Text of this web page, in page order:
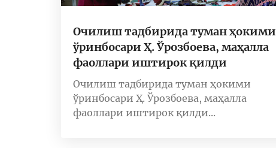
Очилиш тадбирида туман ҳокими
ўринбосари Ҳ. Ўрозбоева, маҳалла
фаоллари иштирок қилди
Очилиш тадбирида туман ҳокими
ўринбосари Ҳ. Ўрозбоева, маҳалла
фаоллари иштирок қилди...